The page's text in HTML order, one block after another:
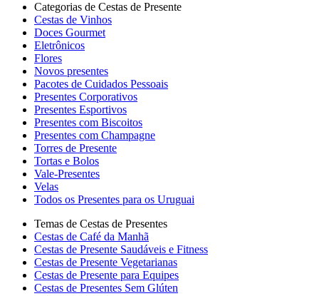
Categorias de Cestas de Presente
Cestas de Vinhos
Doces Gourmet
Eletrônicos
Flores
Novos presentes
Pacotes de Cuidados Pessoais
Presentes Corporativos
Presentes Esportivos
Presentes com Biscoitos
Presentes com Champagne
Torres de Presente
Tortas e Bolos
Vale-Presentes
Velas
Todos os Presentes para os Uruguai
Temas de Cestas de Presentes
Cestas de Café da Manhã
Cestas de Presente Saudáveis e Fitness
Cestas de Presente Vegetarianas
Cestas de Presente para Equipes
Cestas de Presentes Sem Glúten